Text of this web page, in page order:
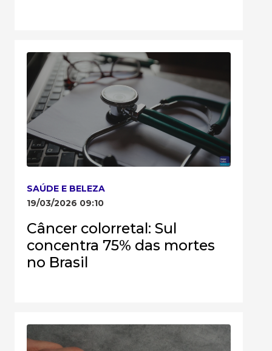
SAÚDE E BELEZA
19/03/2026 09:10
Câncer colorretal: Sul
concentra 75% das mortes
no Brasil